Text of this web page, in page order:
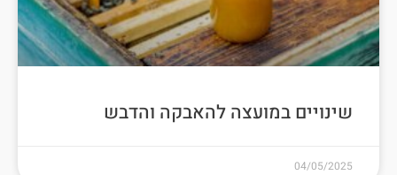
שינויים במועצה להאבקה והדבש
04/05/2025